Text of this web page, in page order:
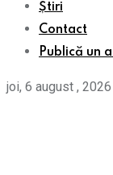
Știri
Contact
Publică un
joi, 6 august , 2026